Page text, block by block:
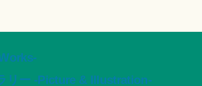
リー -Picture & Illustration-